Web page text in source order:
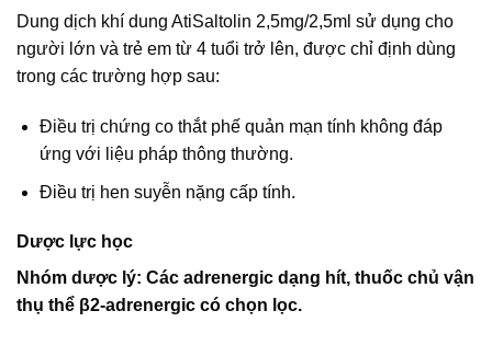
Dung dịch khí dung AtiSaltolin 2,5mg/2,5ml sử dụng cho
người lớn và trẻ em từ 4 tuổi trở lên, được chỉ định dùng
trong các trường hợp sau:
Điều trị chứng co thắt phế quản mạn tính không đáp
ứng với liệu pháp thông thường.
Điều trị hen suyễn nặng cấp tính.
Dược lực học
Nhóm dược lý: Các adrenergic dạng hít, thuốc chủ vận
thụ thể β2-adrenergic có chọn lọc.